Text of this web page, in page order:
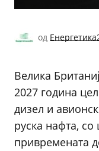
од
Велика
2027 година
дизел и
руска нафта, со
привремената